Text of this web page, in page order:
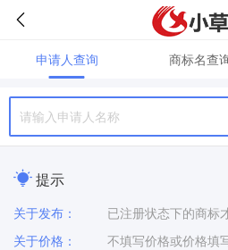
申请人查询 商标名查
提示
关于发布：
已注册状态下的商标
关于价格：
不填写价格或价格填